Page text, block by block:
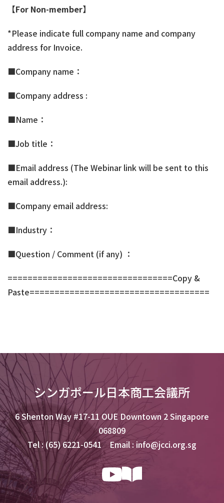
【For Non-member】
*Please indicate full company name and company
address for Invoice.
■Company name：
■Company address :
■Name：
■Job title：
■Email address (The Webinar link will be sent to this
email address.):
■Company email address:
■Industry：
■Question / Comment (if any) ：
=================================Copy &
Paste====================================
シンガポール日本商工会議所
6 Shenton Way #17-11 OUE Downtown 2 Singapore
068809
Tel : (65) 6221-0541 Email : info@jcci.org.sg